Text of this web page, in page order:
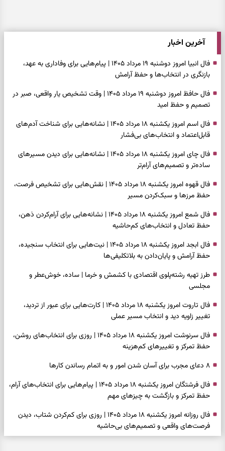
آخرین اخبار
فال انبیا امروز دوشنبه ۱۹ مرداد ۱۴۰۵ | پیام‌هایی برای وفاداری به عهد،
بازنگری در انتخاب‌ها و حفظ آرامش
فال حافظ امروز دوشنبه ۱۹ مرداد ۱۴۰۵ | وقت تشخیص یار واقعی، صبر در
تصمیم و حفظ امید
فال اسم امروز یکشنبه ۱۸ مرداد ۱۴۰۵ | نشانه‌هایی برای شناخت آدم‌های
قابل‌اعتماد و انتخاب‌های بی‌فشار
فال چای امروز یکشنبه ۱۸ مرداد ۱۴۰۵ | نشانه‌هایی برای دیدن مسیرهای
ساده‌تر و تصمیم‌های آرام‌تر
فال قهوه امروز یکشنبه ۱۸ مرداد ۱۴۰۵ | نقش‌هایی برای تشخیص فرصت،
حفظ مرزها و سبک‌کردن مسیر
فال شمع امروز یکشنبه ۱۸ مرداد ۱۴۰۵ | نشانه‌هایی برای آرام‌کردن ذهن،
حفظ تعادل و انتخاب‌های کم‌حاشیه
فال ابجد امروز یکشنبه ۱۸ مرداد ۱۴۰۵ | نیت‌هایی برای انتخاب سنجیده،
حفظ آرامش و پایان‌دادن به بلاتکلیفی‌ها
طرز تهیه رشته‌پلوی اقتصادی با کشمش و خرما | ساده، خوش‌عطر و
مجلسی
فال تاروت امروز یکشنبه ۱۸ مرداد ۱۴۰۵ | کارت‌هایی برای عبور از تردید،
تغییر زاویه دید و انتخاب مسیر عملی
فال سرنوشت امروز یکشنبه ۱۸ مرداد ۱۴۰۵ | روزی برای انتخاب‌های روشن،
حفظ تمرکز و تغییرهای کم‌هزینه
۸ دعای مجرب برای آسان شدن امور و به اتمام رساندن کار‌ها
فال فرشتگان امروز یکشنبه ۱۸ مرداد ۱۴۰۵ | پیام‌هایی برای انتخاب‌های آرام،
حفظ تمرکز و بازگشت به چیزهای مهم
فال روزانه امروز یکشنبه ۱۸ مرداد ۱۴۰۵ | روزی برای کم‌کردن شتاب، دیدن
فرصت‌های واقعی و تصمیم‌های بی‌حاشیه